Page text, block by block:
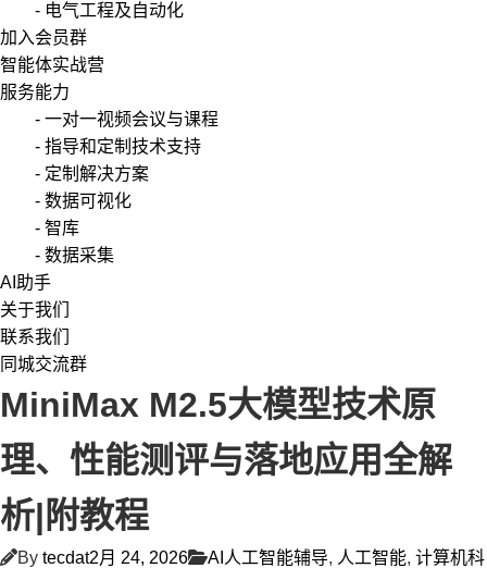
- 电气工程及自动化
加入会员群
智能体实战营
服务能力
- 一对一视频会议与课程
- 指导和定制技术支持
- 定制解决方案
- 数据可视化
- 智库
- 数据采集
AI助手
关于我们
联系我们
同城交流群
MiniMax M2.5大模型技术原
理、性能测评与落地应用全解
析|附教程
By tecdat2月 24, 2026 AI人工智能辅导, 人工智能, 计算机科